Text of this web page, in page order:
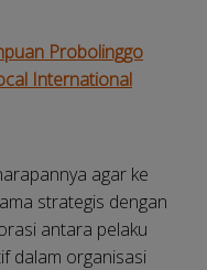
Probolinggo
International
agar ke
strategis dengan
antara pelaku
dalam organisasi